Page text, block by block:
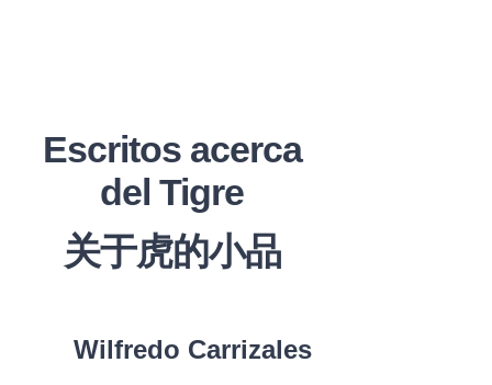
Escritos acerca
del Tigre
关于虎的小品
Wilfredo Carrizales